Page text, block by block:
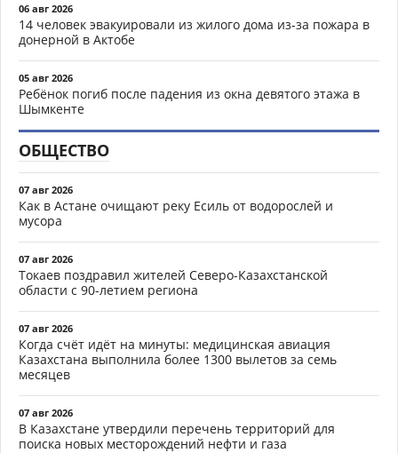
06 авг 2026
14 человек эвакуировали из жилого дома из-за пожара в
донерной в Актобе
05 авг 2026
Ребёнок погиб после падения из окна девятого этажа в
Шымкенте
ОБЩЕСТВО
07 авг 2026
Как в Астане очищают реку Есиль от водорослей и
мусора
07 авг 2026
Токаев поздравил жителей Северо-Казахстанской
области с 90-летием региона
07 авг 2026
Когда счёт идёт на минуты: медицинская авиация
Казахстана выполнила более 1300 вылетов за семь
месяцев
07 авг 2026
В Казахстане утвердили перечень территорий для
поиска новых месторождений нефти и газа